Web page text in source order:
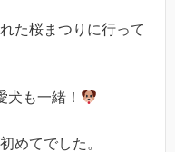
た桜まつりに行って
も一緒！
めてでした。